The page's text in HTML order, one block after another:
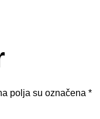
polja su označena *